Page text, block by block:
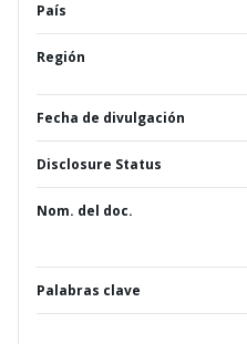
País
Región
Fecha de divulgación
Disclosure Status
Nom. del doc.
Palabras clave